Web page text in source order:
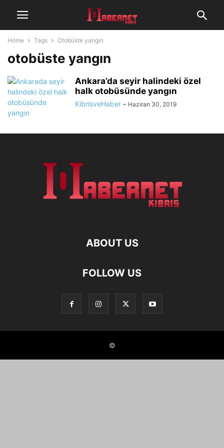
Home Tags Otobüste yangın
otobüste yangın
Ankara’da seyir halindeki özel
halk otobüsünde yangın
KibrisveHaber - Haziran 30, 2019
ABOUT US
FOLLOW US
©